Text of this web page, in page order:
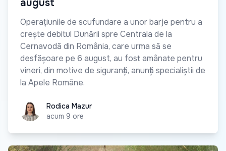
august
Operațiunile de scufundare a unor barje pentru a
crește debitul Dunării spre Centrala de la
Cernavodă din România, care urma să se
desfășoare pe 6 august, au fost amânate pentru
vineri, din motive de siguranță, anunță specialiștii de
la Apele Române.
Rodica MazurRodica Mazur
acum 9 ore